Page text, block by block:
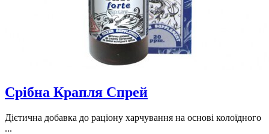
Срібна Крапля Спрей
Дієтична добавка до раціону харчування на основі колоїдного
...